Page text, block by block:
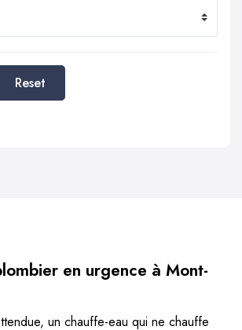
Reset
en urgence à Mont-
un chauffe-eau qui ne chauffe